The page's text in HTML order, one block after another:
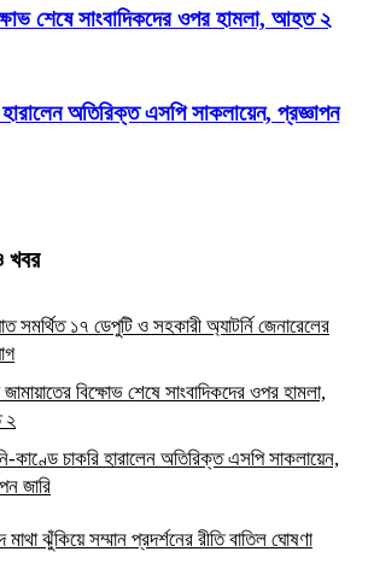
শেষে সাংবাদিকদের ওপর হামলা, আহত ২
অতিরিক্ত এসপি সাকলায়েন, প্রজ্ঞাপন
সমর্থিত ১৭ ডেপুটি ও সহকারী অ্যাটর্নি জেনারেলের
জামায়াতের বিক্ষোভ শেষে সাংবাদিকদের ওপর হামলা,
২
কাণ্ডে চাকরি হারালেন অতিরিক্ত এসপি সাকলায়েন,
জারি
মাথা ঝুঁকিয়ে সম্মান প্রদর্শনের রীতি বাতিল ঘোষণা